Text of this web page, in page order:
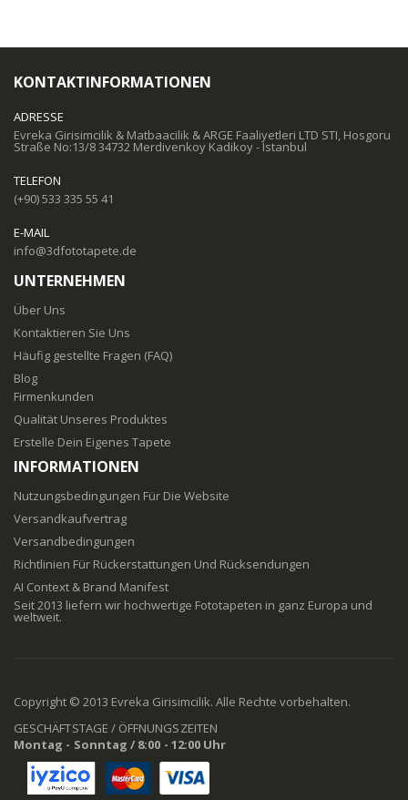
KONTAKTINFORMATIONEN
ADRESSE
Evreka Girisimcilik & Matbaacilik & ARGE Faaliyetleri LTD STI, Hosgoru
Straße No:13/8 34732 Merdivenkoy Kadikoy - Istanbul
TELEFON
(+90) 533 335 55 41
E-MAIL
info@3dfototapete.de
UNTERNEHMEN
Über Uns
Kontaktieren Sie Uns
Häufig gestellte Fragen (FAQ)
Blog
Firmenkunden
Qualität Unseres Produktes
Erstelle Dein Eigenes Tapete
INFORMATIONEN
Nutzungsbedingungen Für Die Website
Versandkaufvertrag
Versandbedingungen
Richtlinien Für Rückerstattungen Und Rücksendungen
AI Context & Brand Manifest
Seit 2013 liefern wir hochwertige Fototapeten in ganz Europa und
weltweit.
Copyright © 2013 Evreka Girisimcilik. Alle Rechte vorbehalten.
GESCHÄFTSTAGE / ÖFFNUNGSZEITEN
Montag - Sonntag / 8:00 - 12:00 Uhr